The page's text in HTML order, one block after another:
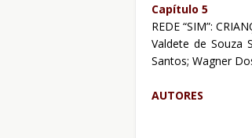
Capítulo 5
REDE “SIM”:
Valdete de Souza
Santos; Wagner
AUTORES